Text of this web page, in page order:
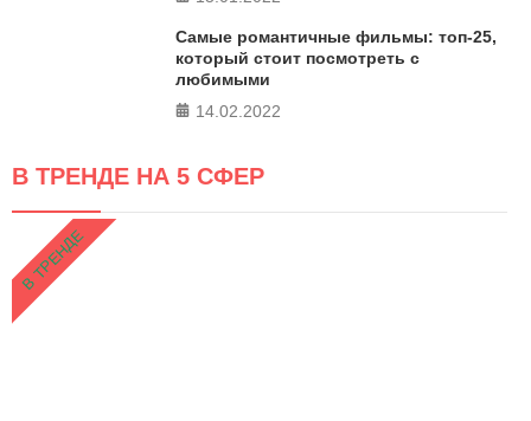
Самые романтичные фильмы: топ-25,
который стоит посмотреть с
любимыми
14.02.2022
В ТРЕНДЕ НА 5 СФЕР
В ТРЕНДЕ